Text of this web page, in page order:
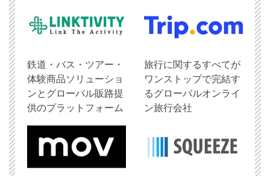
鉄道・バス・ツアー・
体験商品ソリューショ
ンとグローバル販路提
供のプラットフォーム
旅行に関するすべてが
ワンストップで完結す
るグローバルオンライ
ン旅行会社